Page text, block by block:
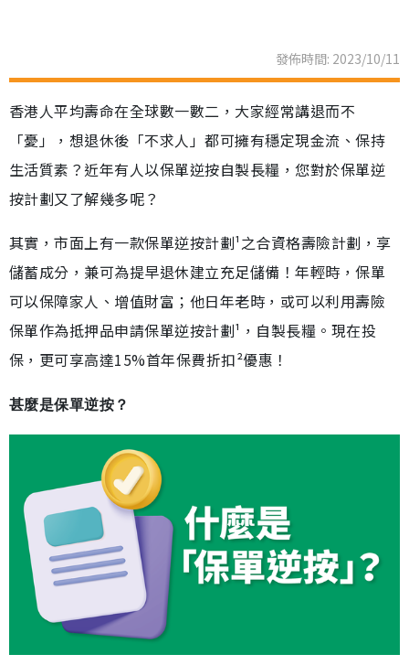
發佈時間: 2023/10/11
香港人平均壽命在全球數一數二，大家經常講退而不
「憂」，想退休後「不求人」都可擁有穩定現金流、保持
生活質素？近年有人以保單逆按自製長糧，您對於保單逆
按計劃又了解幾多呢？
其實，市面上有一款保單逆按計劃¹之合資格壽險計劃，享
儲蓄成分，兼可為提早退休建立充足儲備！年輕時，保單
可以保障家人、增值財富；他日年老時，或可以利用壽險
保單作為抵押品申請保單逆按計劃¹，自製長糧。現在投
保，更可享高達15%首年保費折扣²優惠！
甚麼是保單逆按？